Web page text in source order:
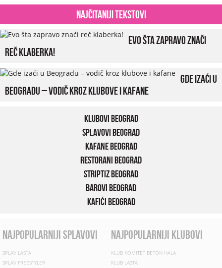
Najčitaniji tekstovi
Evo šta zapravo znači
reč klaberka!
Gde izaći u
Beogradu – vodič kroz klubove i kafane
Klubovi Beograd
Splavovi Beograd
Kafane Beograd
Restorani Beograd
Striptiz Beograd
Barovi Beograd
Kafići Beograd
najpopularniji splavovi
SPLAV LASTA
SPLAV FREESTYLER
najpopularniji klubovi
KLUB KOMITET BETON HALA
KLUB LASTA